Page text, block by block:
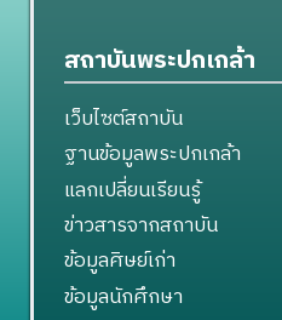
สถาบันพระปกเกล้า
เว็บไซต์สถาบัน
ฐานข้อมูลพระปกเกล้า
แลกเปลี่ยนเรียนรู้
ข่าวสารจากสถาบัน
ข้อมูลศิษย์เก่า
ข้อมูลนักศึกษา